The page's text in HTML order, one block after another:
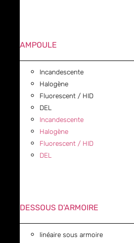
AMPOULE
Incandescente
Halogène
Fluorescent / HID
DEL
Incandescente
Halogène
Fluorescent / HID
DEL
DESSOUS D'ARMOIRE
linéaire sous armoire